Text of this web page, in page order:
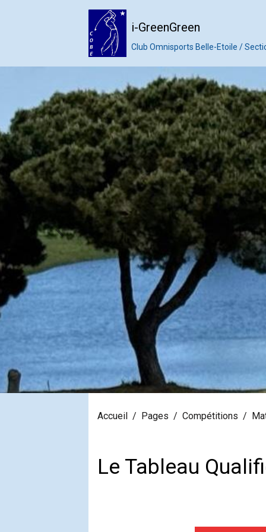
i-GreenGreen
Club Omnisports Belle-Etoile /
Accueil Pages Compétitions
Le Tableau